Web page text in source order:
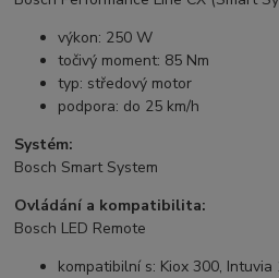
výkon: 250 W
točivý moment: 85 Nm
typ: středový motor
podpora: do 25 km/h
Systém:
Bosch Smart System
Ovládání a kompatibilita:
Bosch LED Remote
kompatibilní s: Kiox 300,